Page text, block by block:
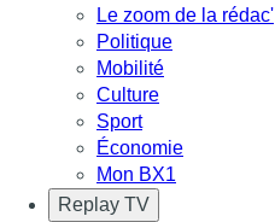
Le zoom de la rédac'
Politique
Mobilité
Culture
Sport
Économie
Mon BX1
Replay TV